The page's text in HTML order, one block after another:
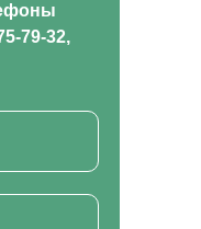
79-32,